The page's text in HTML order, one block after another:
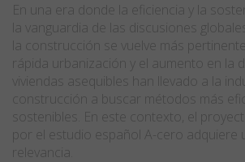
En una era donde la eficiencia y la
la vanguardia de las discusiones
la construcción se vuelve más
rápida urbanización y el aumento en la
viviendas asequibles han llevado a la
construcción a buscar métodos más
sostenibles. En este contexto, el
por el estudio español A-cero adquiere
relevancia.